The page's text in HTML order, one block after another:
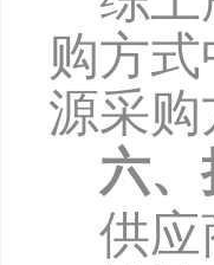
购方式
源采
六
供应